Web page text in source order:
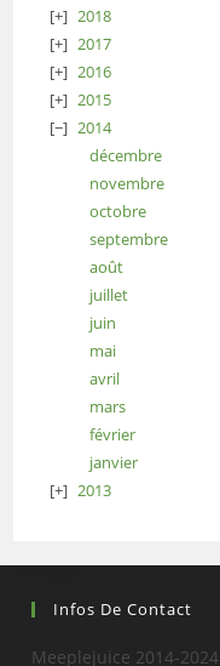
2018
2017
2016
2015
2014
décembre
novembre
octobre
septembre
août
juillet
juin
mai
avril
mars
février
janvier
2013
Infos De Contact
Meeplejuice 2014-2024